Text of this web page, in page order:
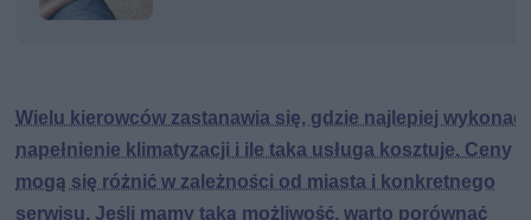
Wielu kierowców zastanawia się, gdzie najlepiej wykonać
napełnienie klimatyzacji i ile taka usługa kosztuje. Ceny
mogą się różnić w zależności od miasta i konkretnego
serwisu. Jeśli mamy taką możliwość, warto porównać